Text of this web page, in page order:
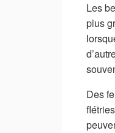
Les
plus
Des